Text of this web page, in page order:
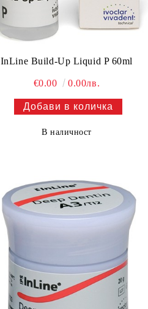
InLine Build-Up Liquid P 60ml
€0.00 0.00лв.
В наличност